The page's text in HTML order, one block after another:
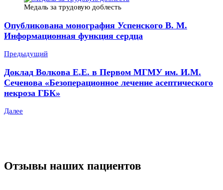
Медаль за трудовую доблесть
Опубликована монография Успенского В. М.
Информационная функция сердца
Предыдущий
Доклад Волкова Е.Е. в Первом МГМУ им. И.М.
Сеченова «Безоперационное лечение асептического
некроза ГБК»
Далее
Отзывы наших пациентов